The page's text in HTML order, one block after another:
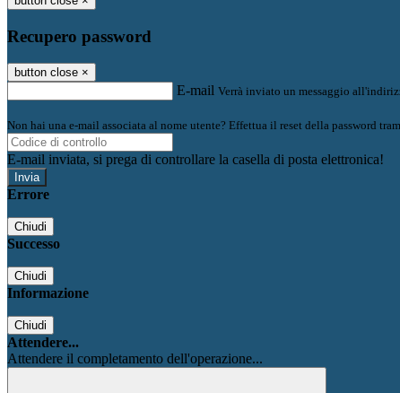
Recupero password
button close ×
E-mail Verrà inviato un messaggio
Non hai una e-mail associata al nome utente? Effettua il reset della password
E-mail inviata, si prega di controllare la casella di posta elettronica!
Errore
Chiudi
Successo
Chiudi
Informazione
Chiudi
Attendere...
Attendere il completamento dell'operazione...